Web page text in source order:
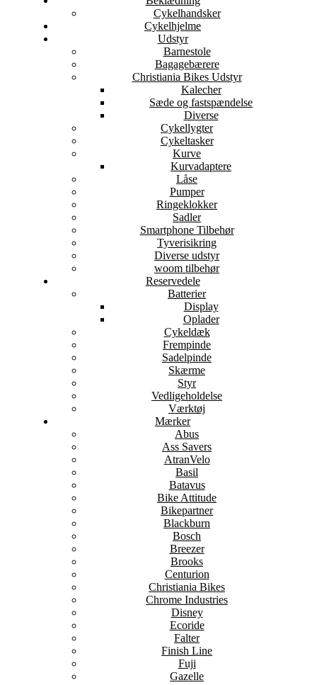
Cykelhandsker
Cykelhjelme
Udstyr
Barnestole
Bagagebærere
Christiania Bikes Udstyr
Kalecher
Sæde og fastspændelse
Diverse
Cykellygter
Cykeltasker
Kurve
Kurvadaptere
Låse
Pumper
Ringeklokker
Sadler
Smartphone Tilbehør
Tyverisikring
Diverse udstyr
woom tilbehør
Reservedele
Batterier
Display
Oplader
Cykeldæk
Frempinde
Sadelpinde
Skærme
Styr
Vedligeholdelse
Værktøj
Mærker
Abus
Ass Savers
AtranVelo
Basil
Batavus
Bike Attitude
Bikepartner
Blackburn
Bosch
Breezer
Brooks
Centurion
Christiania Bikes
Chrome Industries
Disney
Ecoride
Falter
Finish Line
Fuji
Gazelle